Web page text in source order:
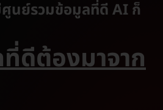
ศูนย์รวมข้อมูลที่ดี AI ก็
ดีต้องมาจาก